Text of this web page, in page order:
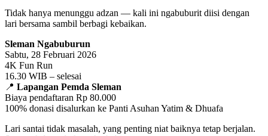
Tidak hanya menunggu adzan — kali ini ngabuburit diisi dengan
lari bersama sambil berbagi kebaikan.
Sleman Ngabuburun
Sabtu, 28 Februari 2026
4K Fun Run
16.30 WIB – selesai
📍 Lapangan Pemda Sleman
Biaya pendaftaran Rp 80.000
100% donasi disalurkan ke Panti Asuhan Yatim & Dhuafa
Lari santai tidak masalah, yang penting niat baiknya tetap berjalan.